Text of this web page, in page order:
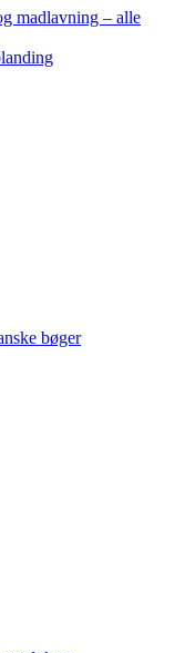
madlavning – alle
bøger